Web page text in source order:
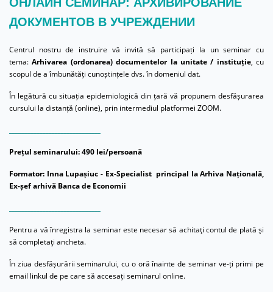
ДОКУМЕНТОВ В УЧРЕЖДЕНИИ
Centrul nostru de instruire vă invită să participați la un seminar cu
tema:Arhivarea (ordonarea) documentelor la unitate / instituție, cu
scopul de a îmbunătăți cunoștințele dvs. în domeniul dat.
În legătură cu situația epidemiologică din țară vă propunem desfășurarea
cursului la distanță (online), prin intermediul platformei ZOOM.
Prețul seminarului: 490 lei/persoană
Formator: Inna Lupașiuc - Ex-Specialist principal la Arhiva Națională,
Ex-șef arhivă Banca de Economii
Pentru a vă înregistra la seminar este necesar să achitaţi contul de plată şi
să completaţi ancheta.
În ziua desfășurării seminarului, cu o oră înainte de seminar ve-ți primi pe
email linkul de pe care să accesați seminarul online.